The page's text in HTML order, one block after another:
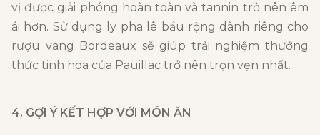
vị được giải phóng hoàn toàn và tannin trở nên êm
ái hơn. Sử dụng ly pha lê bầu rộng dành riêng cho
rượu vang Bordeaux sẽ giúp trải nghiệm thưởng
thức tinh hoa của Pauillac trở nên trọn vẹn nhất.
4. GỢI Ý KẾT HỢP VỚI MÓN ĂN